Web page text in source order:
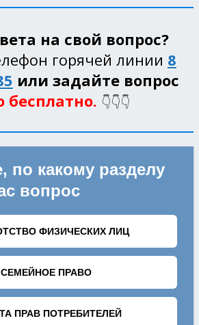
на свой вопрос?
горячей линии 8
или задайте вопрос
бесплатно. 👇👇👇